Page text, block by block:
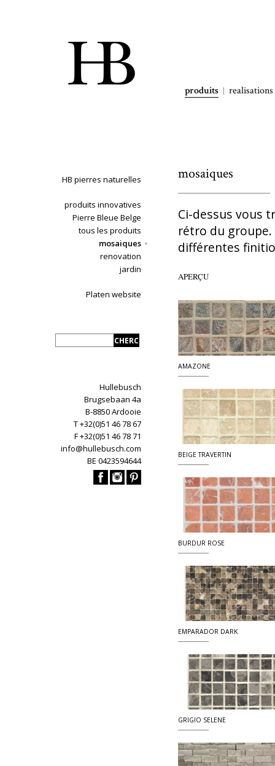
produits realisations
HB pierres naturelles
produits innovatives
Pierre Bleue Belge
tous les produits
mosaiques
renovation
jardin
Platen website
Hullebusch
Brugsebaan 4a
B-8850 Ardooie
T +32(0)51 46 78 67
F +32(0)51 46 78 71
info@hullebusch.com
BE 0423594644
mosaiques
Ci-dessus vous
rétro du groupe.
différentes
APERÇU
AMAZONE
BEIGE TRAVERTIN
BURDUR ROSE
EMPARADOR DARK
GRIGIO SELENE